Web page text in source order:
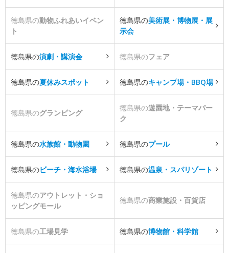
徳島県の動物ふれあいイベン
ト
徳島県の美術展・博物展・展
示会
徳島県の演劇・講演会 徳島県のフェア
徳島県の夏休みスポット 徳島県のキャンプ場・BBQ場
徳島県のグランピング
徳島県の遊園地・テーマパー
ク
徳島県の水族館・動物園 徳島県のプール
徳島県のビーチ・海水浴場 徳島県の温泉・スパリゾート
徳島県のアウトレット・ショ
ッピングモール
徳島県の商業施設・百貨店
徳島県の工場見学 徳島県の博物館・科学館